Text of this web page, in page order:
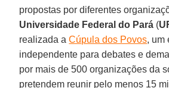
propostas por diferentes
Universidade Federal do Pará (
realizada aCúpula dos Povos, um
independente para debates e
por mais de 500 organizações da
pretendem reunir pelo menos 15